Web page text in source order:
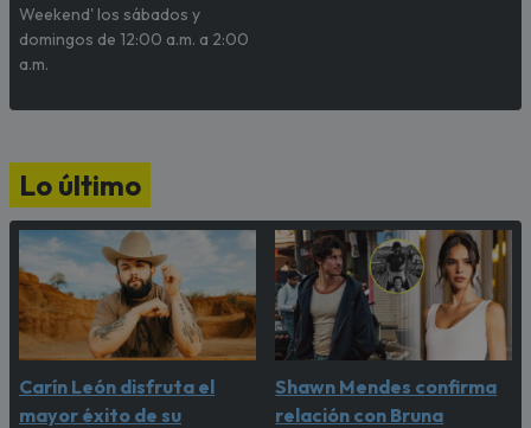
Weekend' los sábados y
domingos de 12:00 a.m. a 2:00
a.m.
Lo último
Carín León disfruta el
mayor éxito de su
Shawn Mendes confirma
relación con Bruna